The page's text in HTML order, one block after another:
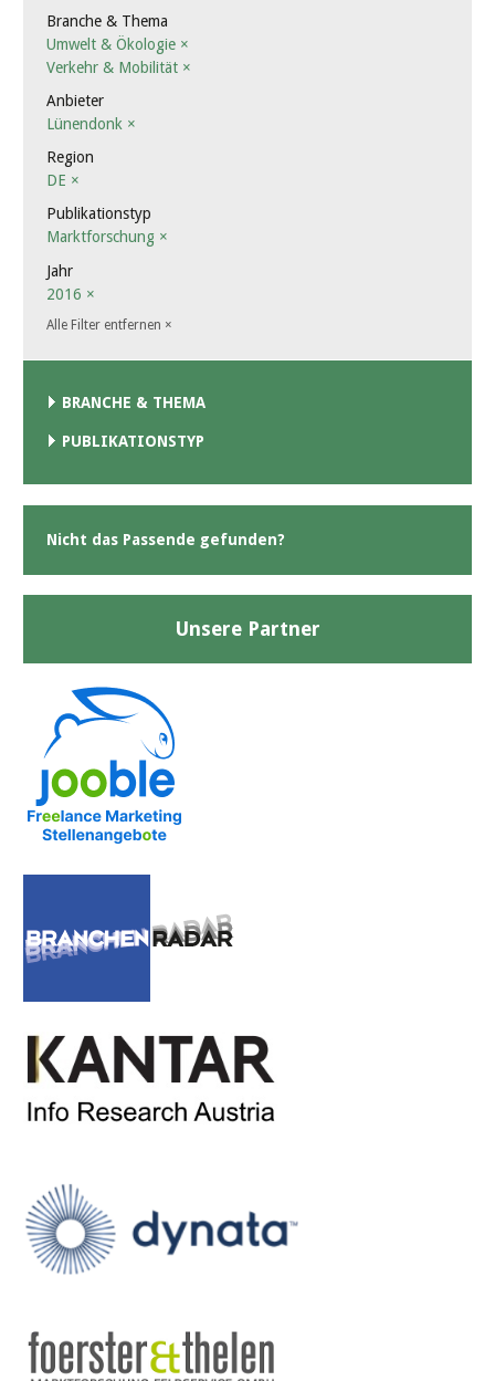
Branche & Thema
Umwelt & Ökologie ×
Verkehr & Mobilität ×
Anbieter
Lünendonk ×
Region
DE ×
Publikationstyp
Marktforschung ×
Jahr
2016 ×
Alle Filter entfernen ×
BRANCHE & THEMA
PUBLIKATIONSTYP
Nicht das Passende gefunden?
Unsere Partner